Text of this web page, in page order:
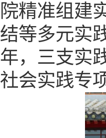
院精准组建
结等多元实
年， 三支实
社会实践专